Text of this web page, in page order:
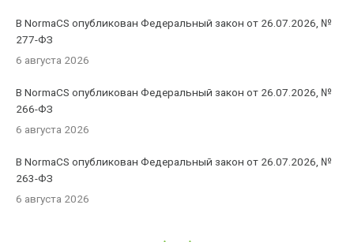
В NormaCS опубликован Федеральный закон от 26.07.2026, №
277-ФЗ
6 августа 2026
В NormaCS опубликован Федеральный закон от 26.07.2026, №
266-ФЗ
6 августа 2026
В NormaCS опубликован Федеральный закон от 26.07.2026, №
263-ФЗ
6 августа 2026